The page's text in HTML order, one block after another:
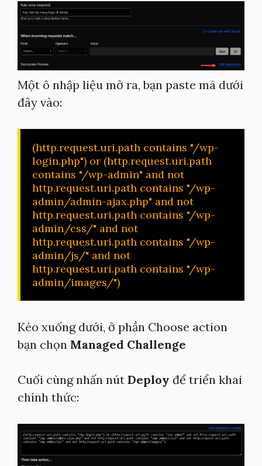
Một ô nhập liệu mở ra, bạn paste mã dưới
đây vào:
(http.request.uri.path contains "/wp-
login.php") or (http.request.uri.path
contains "/wp-admin" and not
http.request.uri.path contains "/wp-
admin/admin-ajax.php" and not
http.request.uri.path contains "/wp-
admin/css/" and not
http.request.uri.path contains "/wp-
admin/js/" and not
http.request.uri.path contains "/wp-
admin/images/")
Kéo xuống dưới, ở phần Choose action
bạn chọn Managed Challenge
Cuối cùng nhấn nút Deploy để triển khai
chính thức: